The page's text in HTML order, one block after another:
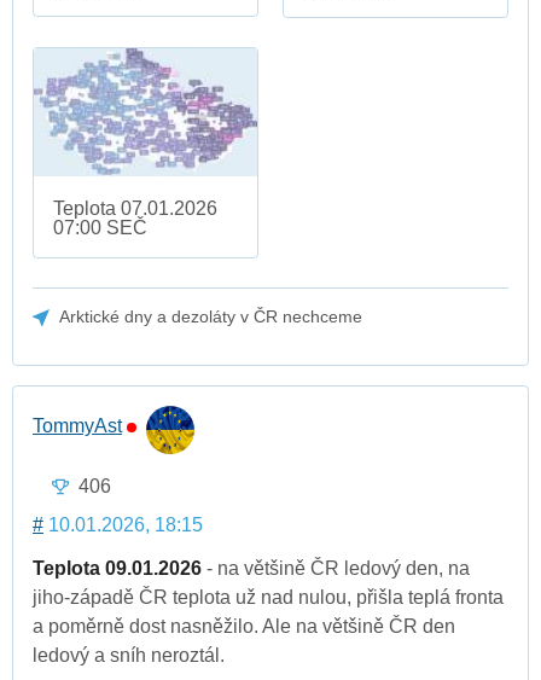
Teplota 07.01.2026
07:00 SEČ
Arktické dny a dezoláty v ČR nechceme
TommyAst
406
# 10.01.2026, 18:15
Teplota 09.01.2026 - na většině ČR ledový den, na
jiho-západě ČR teplota už nad nulou, přišla teplá fronta
a poměrně dost nasněžilo. Ale na většině ČR den
ledový a sníh neroztál.